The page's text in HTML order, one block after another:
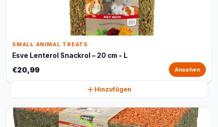
SMALL ANIMAL TREATS
Esve Lenterol Snackrol – 20 cm - L
€20,99 Ansehen
Hinzufügen